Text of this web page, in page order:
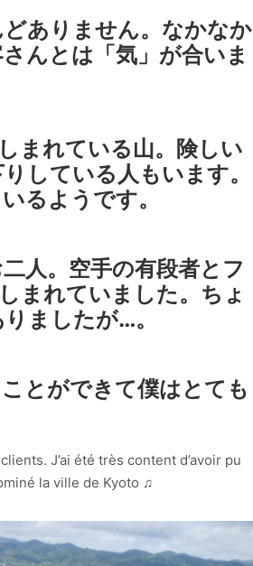
ありません。なかなか
んとは「気」が合いま
まれている山。険しい
している人もいます。
るようです。
人。空手の有段者とフ
まれていました。ちょ
ましたが…。
とができて僕はとても
J’ai été très content d’avoir pu
la ville de Kyoto ♫